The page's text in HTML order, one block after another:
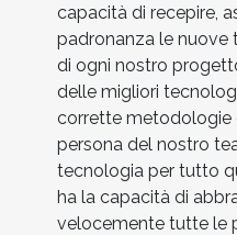
capacità di recepire,
padronanza le nuove
di ogni nostro
delle migliori
corrette metodologie
persona del nostro
tecnologia per tutto
ha la capacità di
velocemente tutte le